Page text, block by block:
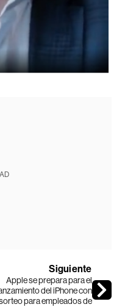
Siguiente
Apple se prepara para el
del iPhone con
para empleados de